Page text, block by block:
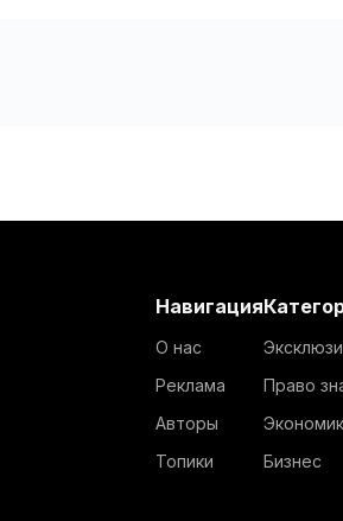
Навигация
О нас
Реклама
Авторы
Топики
Право
Бизнес